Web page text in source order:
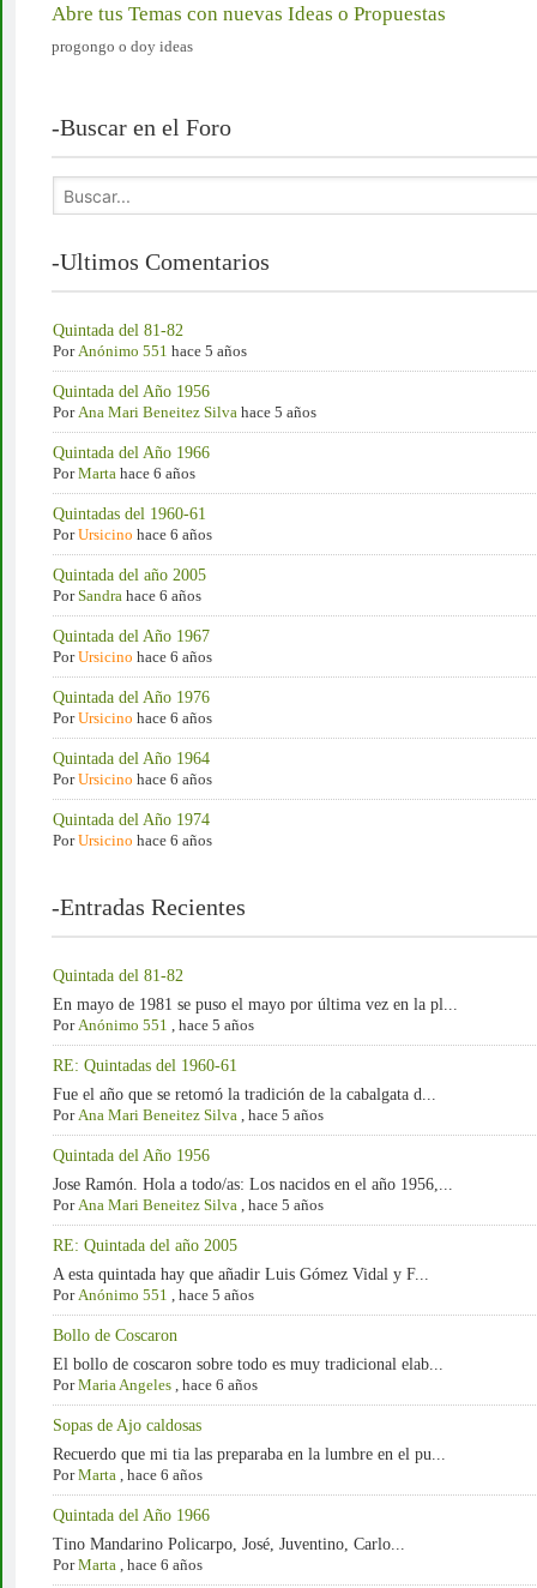
Abre tus Temas con nuevas Ideas o Propuestas
progongo o doy ideas
-Buscar en el Foro
-Ultimos Comentarios
Quintada del 81-82
PorAnónimo 551 hace 5 años
Quintada del Año 1956
PorAna Mari Beneitez Silva hace 5 años
Quintada del Año 1966
PorMarta hace 6 años
Quintadas del 1960-61
PorUrsicino hace 6 años
Quintada del año 2005
PorSandra hace 6 años
Quintada del Año 1967
PorUrsicino hace 6 años
Quintada del Año 1976
PorUrsicino hace 6 años
Quintada del Año 1964
PorUrsicino hace 6 años
Quintada del Año 1974
PorUrsicino hace 6 años
-Entradas Recientes
Quintada del 81-82
En mayo de 1981 se puso el mayo por última vez en la pl...
PorAnónimo 551 , hace 5 años
RE: Quintadas del 1960-61
Fue el año que se retomó la tradición de la cabalgata d...
PorAna Mari Beneitez Silva , hace 5 años
Quintada del Año 1956
Jose Ramón. Hola a todo/as: Los nacidos en el año 1956,...
PorAna Mari Beneitez Silva , hace 5 años
RE: Quintada del año 2005
A esta quintada hay que añadir Luis Gómez Vidal y F...
PorAnónimo 551 , hace 5 años
Bollo de Coscaron
El bollo de coscaron sobre todo es muy tradicional elab...
PorMaria Angeles , hace 6 años
Sopas de Ajo caldosas
Recuerdo que mi tia las preparaba en la lumbre en el pu...
PorMarta , hace 6 años
Quintada del Año 1966
Tino Mandarino Policarpo, José, Juventino, Carlo...
PorMarta , hace 6 años